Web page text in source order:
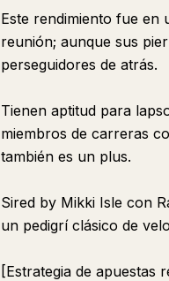
Este rendimiento fue en
reunión; aunque sus
perseguidores de atrás.
Tienen aptitud para
miembros de carreras
también es un plus.
Sired by Mikki Isle con
un pedigrí clásico de
[Estrategia de apuestas